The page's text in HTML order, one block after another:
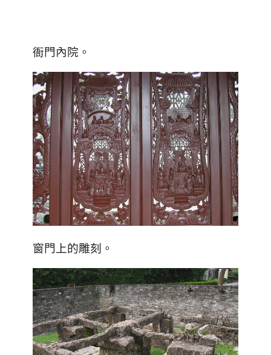
衙門內院 。
窗門上的雕刻。